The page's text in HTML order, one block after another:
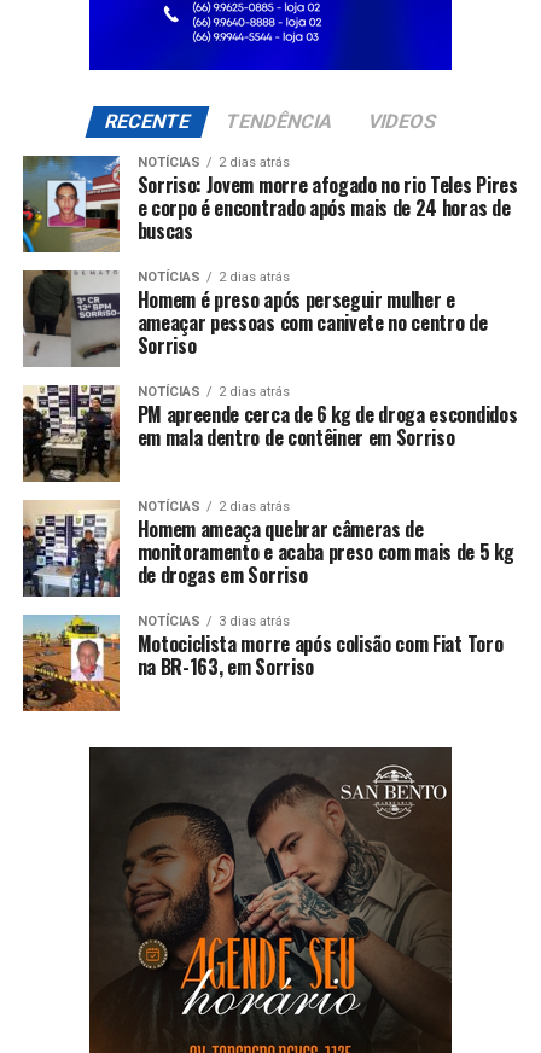
RECENTE TENDÊNCIA VIDEOS
NOTÍCIAS 2 dias atrás
Sorriso: Jovem morre afogado no rio Teles Pires
e corpo é encontrado após mais de 24 horas de
buscas
NOTÍCIAS 2 dias atrás
Homem é preso após perseguir mulher e
ameaçar pessoas com canivete no centro de
Sorriso
NOTÍCIAS 2 dias atrás
PM apreende cerca de 6 kg de droga escondidos
em mala dentro de contêiner em Sorriso
NOTÍCIAS 2 dias atrás
Homem ameaça quebrar câmeras de
monitoramento e acaba preso com mais de 5 kg
de drogas em Sorriso
NOTÍCIAS 3 dias atrás
Motociclista morre após colisão com Fiat Toro
na BR-163, em Sorriso